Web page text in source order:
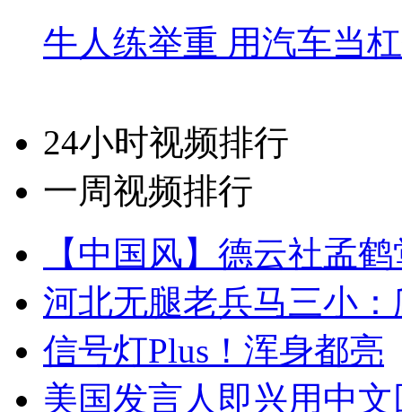
牛人练举重 用汽车当
24小时视频排行
一周视频排行
【中国风】德云社孟
河北无腿老兵马三小
信号灯Plus！浑身都亮
美国发言人即兴用中